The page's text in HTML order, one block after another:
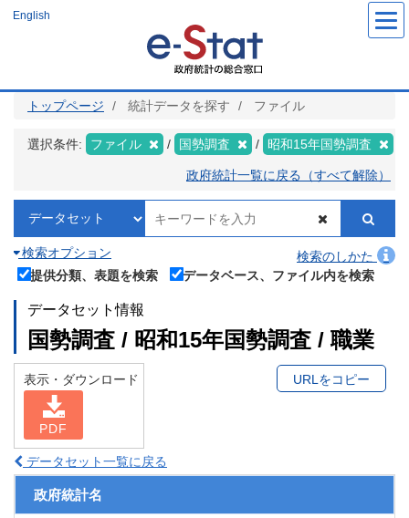
ツ
English
トップページ 統計データを探す ファイル
選択条件: ファイル 国勢調査 昭和15年国勢調査
政府統計一覧に戻る（すべて解除）
検索オプション
検索のしかた
提供分類、表題を検索
データベース、ファイル内を検索
データセット情報
国勢調査 / 昭和15年国勢調査 / 職業
表示・ダウンロード
PDF
URLをコピー
データセット一覧に戻る
政府統計名